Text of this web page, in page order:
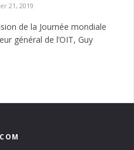
21, 2019
de la Journée mondiale
général de l’OIT, Guy